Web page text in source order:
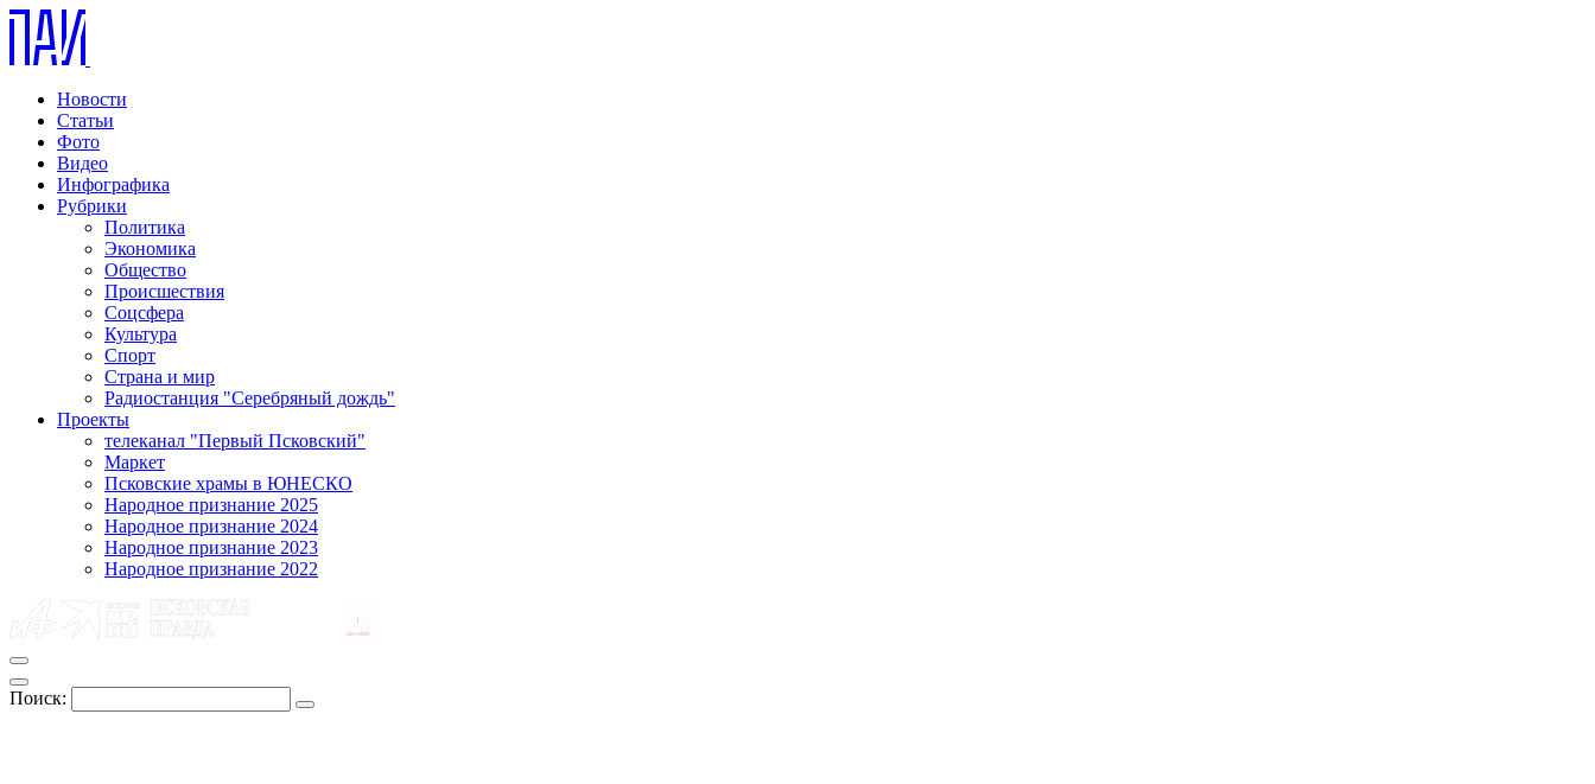
Новости
Статьи
Фото
Видео
Инфографика
Рубрики
Политика
Экономика
Общество
Происшествия
Соцсфера
Культура
Спорт
Страна и мир
Радиостанция "Серебряный дождь"
Проекты
телеканал "Первый Псковский"
Маркет
Псковские храмы в ЮНЕСКО
Народное признание 2025
Народное признание 2024
Народное признание 2023
Народное признание 2022
Поиск: